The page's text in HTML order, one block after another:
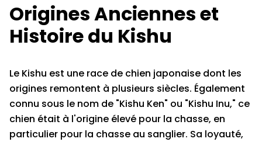
Origines Anciennes et
Histoire du Kishu
Le Kishu est une race de chien japonaise dont les
origines remontent à plusieurs siècles. Également
connu sous le nom de "Kishu Ken" ou "Kishu Inu," ce
chien était à l'origine élevé pour la chasse, en
particulier pour la chasse au sanglier. Sa loyauté,